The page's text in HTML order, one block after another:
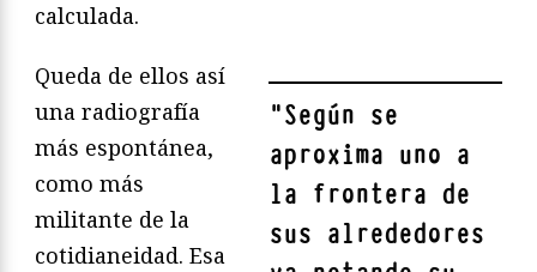
calculada.
"Según se
aproxima uno a
la frontera de
sus alrededores
Queda de ellos así
una radiografía
más espontánea,
como más
militante de la
cotidianeidad. Esa